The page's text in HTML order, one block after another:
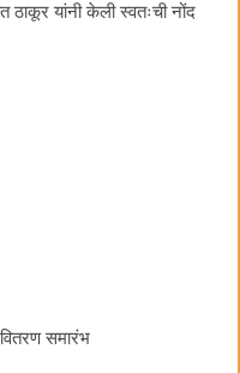
यांनी केली स्वतःची नोंद
वितरण समारंभ